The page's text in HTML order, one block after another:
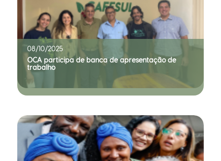
08/10/2025
OCA participa de banca de apresentação de
trabalho